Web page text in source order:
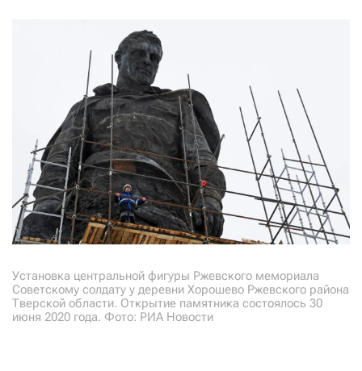
Установка центральной фигуры Ржевского мемориала
Советскому солдату у деревни Хорошево Ржевского района
Тверской области. Открытие памятника состоялось 30
июня 2020 года. Фото: РИА Новости